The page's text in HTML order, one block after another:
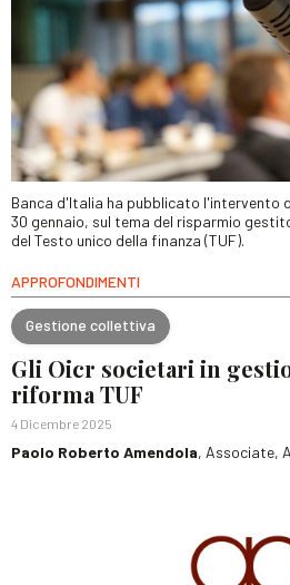
Banca d'Italia ha pubblicato l'intervento
30 gennaio, sul tema del risparmio
del Testo unico della finanza (TUF).
APPROFONDIMENTI
Gestione collettiva
Gli Oicr societari in
riforma TUF
4 Dicembre 2025
Paolo Roberto Amendola, Associate,